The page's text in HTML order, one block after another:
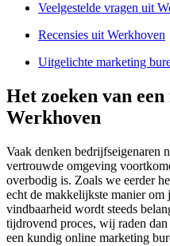
Veelgestelde vragen uit
Recensies uit Werkhoven
Uitgelichte marketing
Het zoeken van
Werkhoven
Vaak denken bedrijfseigenaren
vertrouwde omgeving
overbodig is. Zoals we eerder
echt de makkelijkste manier
vindbaarheid wordt steeds
tijdrovend proces, wij raden dan
een kundig online marketing